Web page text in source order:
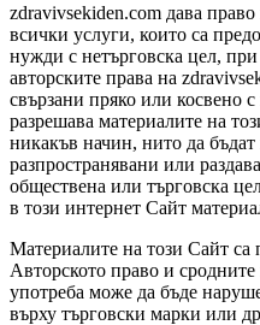
zdravivsekiden.com дава
всички услуги, които са
нужди с нетърговска цел,
авторските права на
свързани пряко или косвено
разрешава материалите на
никакъв начин, нито да
разпространявани или
обществена или търговска
в този интернет Сайт
Материалите на този Сайт са
Авторското право и
употреба може да бъде
върху търговски марки или